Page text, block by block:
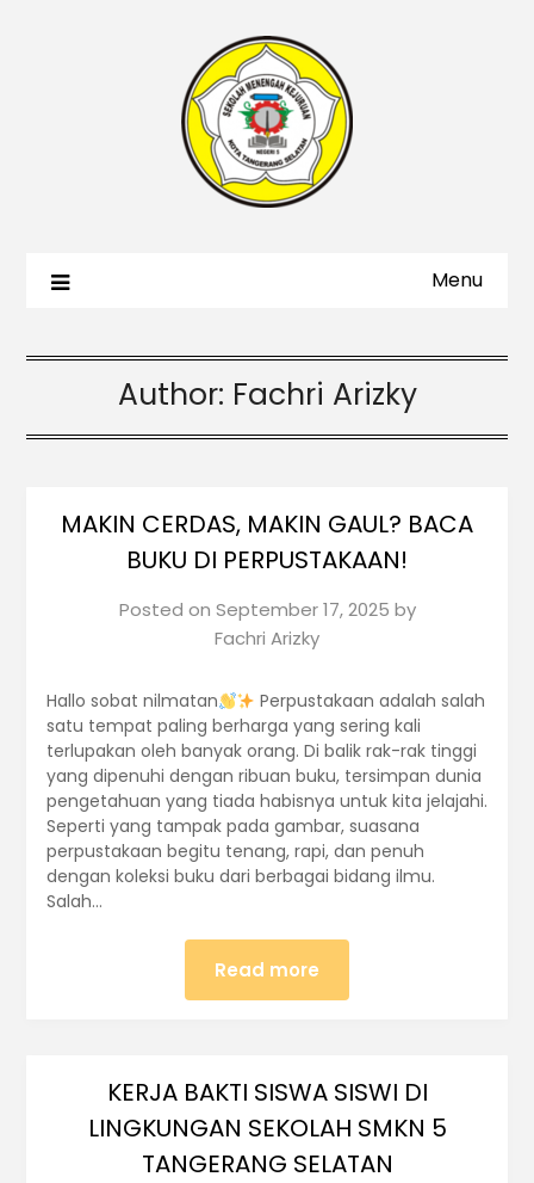
Menu
Author: Fachri Arizky
MAKIN CERDAS, MAKIN GAUL? BACA
BUKU DI PERPUSTAKAAN!
Posted on September 17, 2025 by
Fachri Arizky
Hallo sobat nilmatan
Perpustakaan adalah salah
satu tempat paling berharga yang sering kali
terlupakan oleh banyak orang. Di balik rak-rak tinggi
yang dipenuhi dengan ribuan buku, tersimpan dunia
pengetahuan yang tiada habisnya untuk kita jelajahi.
Seperti yang tampak pada gambar, suasana
perpustakaan begitu tenang, rapi, dan penuh
dengan koleksi buku dari berbagai bidang ilmu.
Salah…
Read more
KERJA BAKTI SISWA SISWI DI
LINGKUNGAN SEKOLAH SMKN 5
TANGERANG SELATAN